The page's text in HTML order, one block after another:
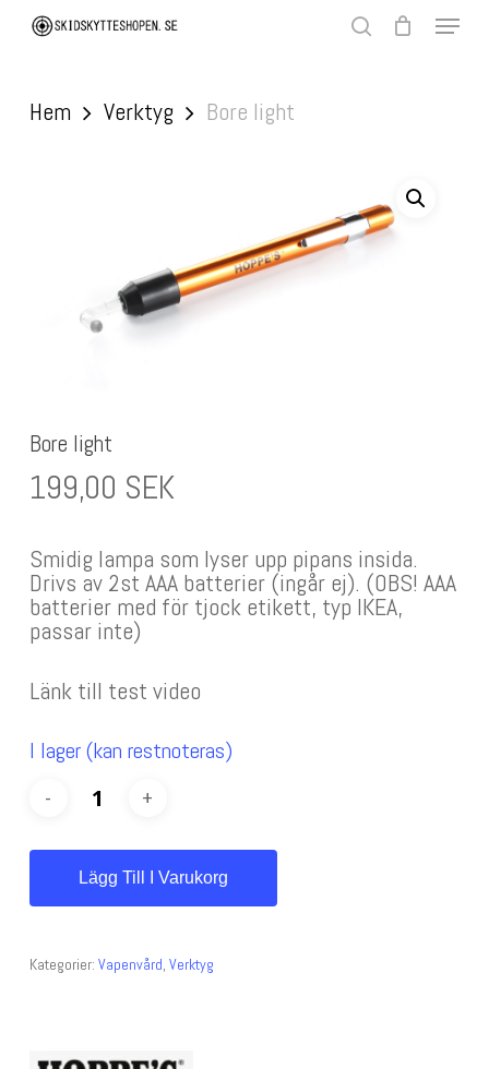
Skip Menu
Hem Verktyg Bore light
Bore light
199,00 SEK
Smidig lampa som lyser upp pipans insida.
Drivs av 2st AAA batterier (ingår ej). (OBS! AAA
batterier med för tjock etikett, typ IKEA,
passar inte)
Länk till test video
I lager (kan restnoteras)
Lägg Till I Varukorg
Kategorier: Vapenvård Verktyg